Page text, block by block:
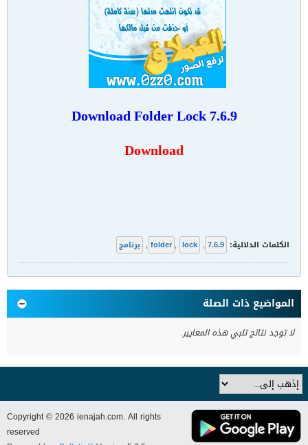
Download Folder Lock 7.6.9
Download
الكلمات الدلالية: 7.6.9
,
folder , lock
, برنامج
المواضيع ذات الصلة
لا توجد نتائج تلبي هذه المعايير.
Copyright © 2026 ienajah.com. All rights
reserved